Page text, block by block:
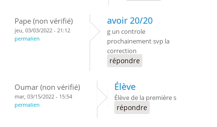
Pape (non vérifié)
jeu, 03/03/2022 - 21:12
permalien
avoir 20/20
g un controle
prochainement svp la
correction
répondre
Oumar (non vérifié)
mar, 03/15/2022 - 15:54
permalien
Élève
Élève de la première s
répondre